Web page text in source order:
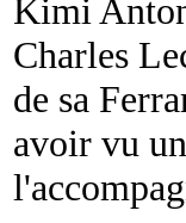
Kimi
Charles
de sa
avoir vu